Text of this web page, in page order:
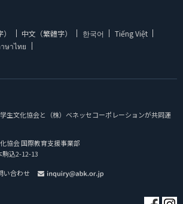
中文（繁體字） 한국어
Tiếng Việt
ษาไทย
生文化協会と（株）ベネッセコーポレーションが共同運
協会 国際教育支援事業部
駒込2-12-13
い合わせ